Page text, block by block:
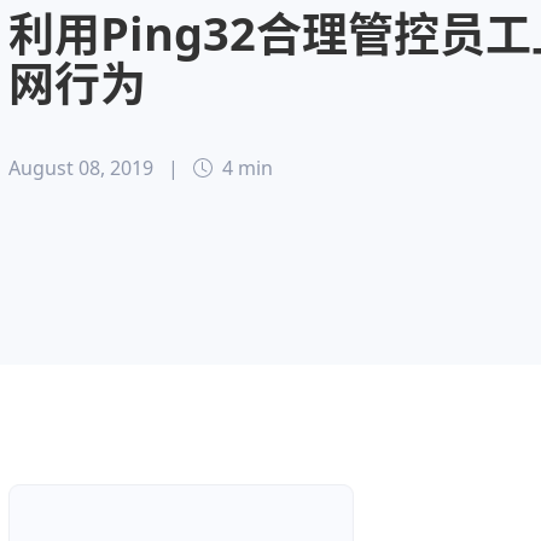
利用Ping32合理管控员
网行为
August 08, 2019 | 4 min